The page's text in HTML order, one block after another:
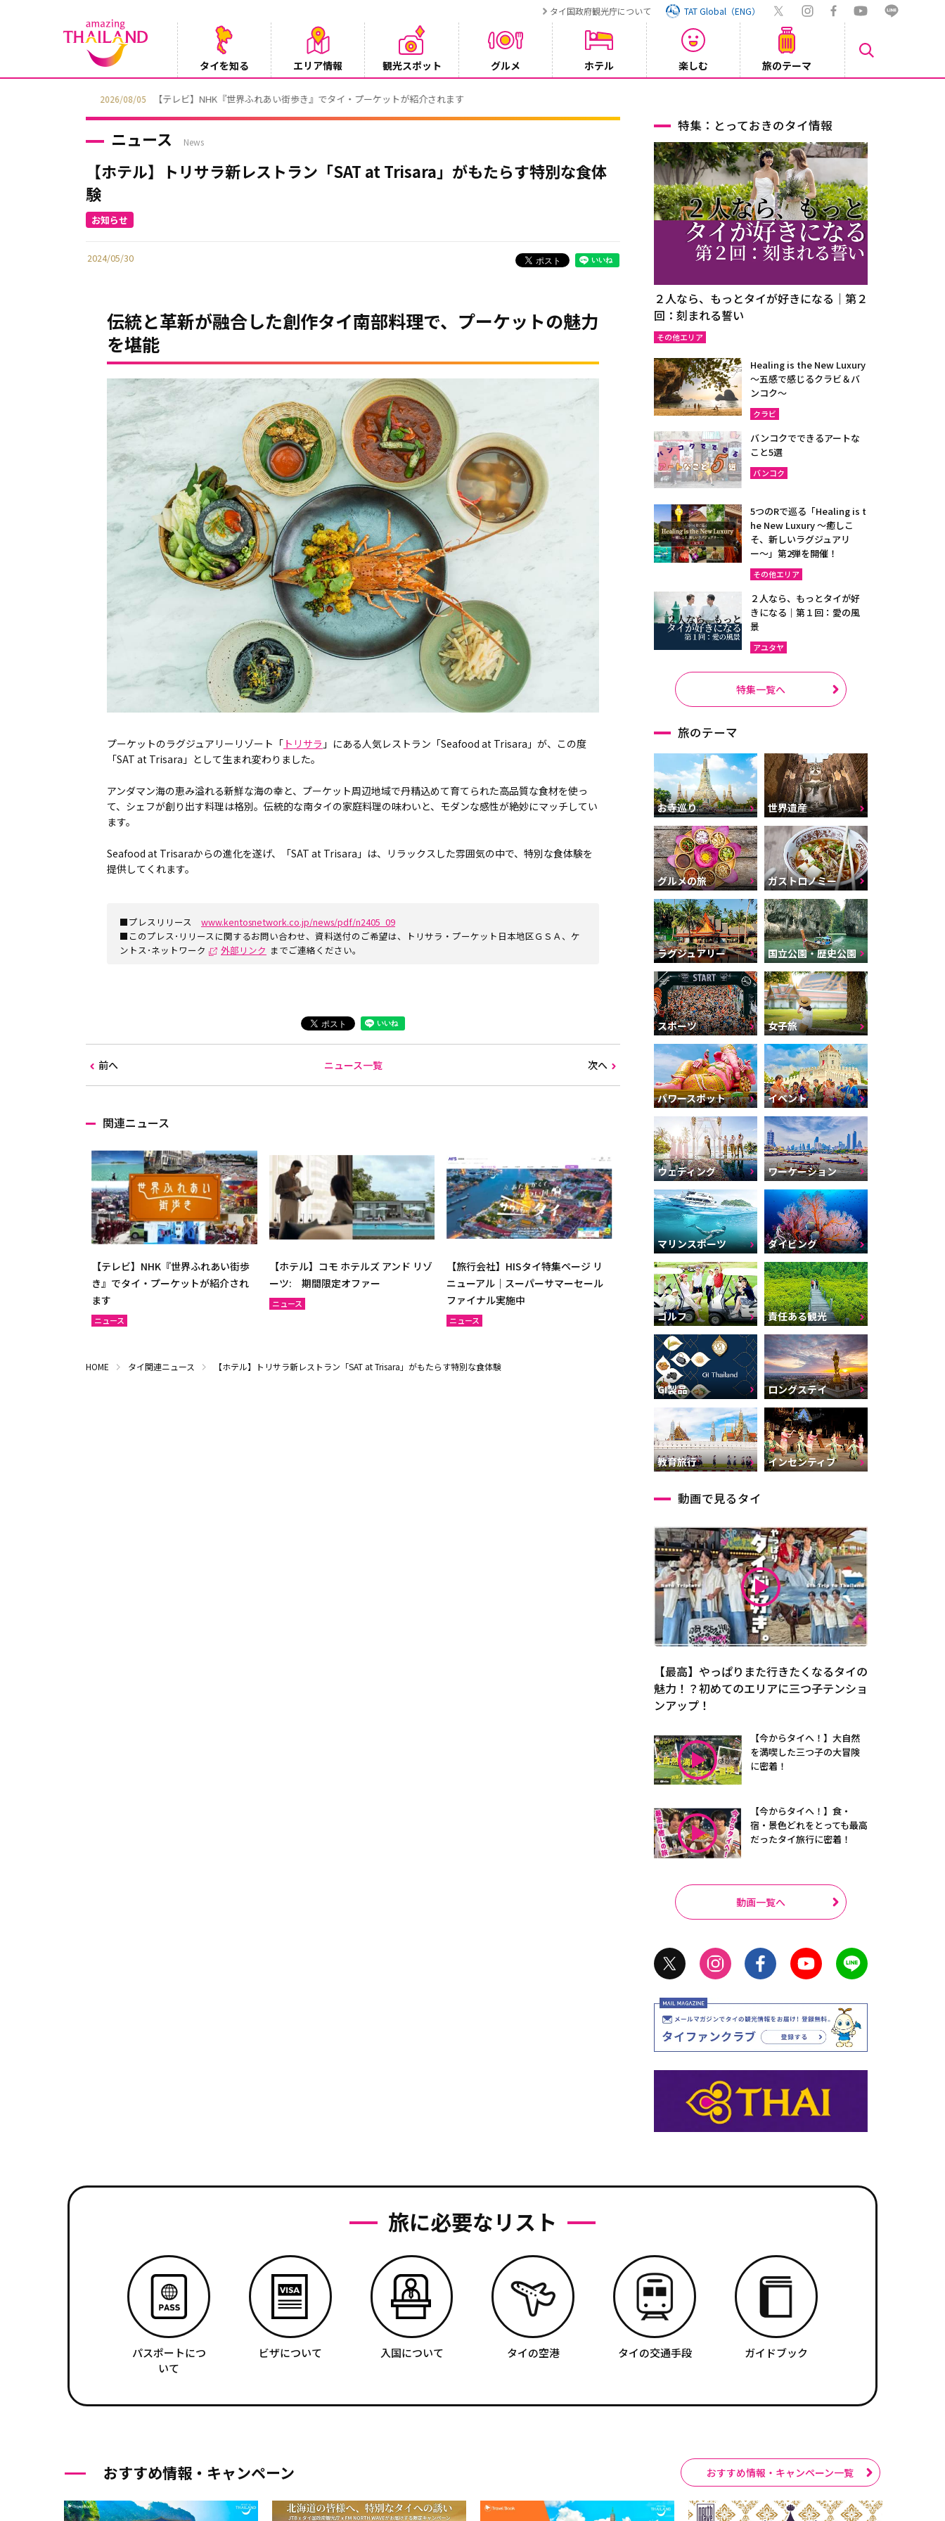
タイ国政府観光庁について TAT Global（ENG）
タイを知る エリア情報 観光スポット グルメ ホテル 楽しむ 旅のテーマ
2026/08/05 【テレビ】NHK『世界ふれあい街歩き』でタイ・プーケットが紹介されます
ニュース News
【ホテル】トリサラ新レストラン「SAT at Trisara」がもたらす特別な食体
験
2024/05/30
伝統と革新が融合した創作タイ南部料理で、プーケットの魅力
を堪能
プーケットのラグジュアリーリゾート「 トリサラ 」にある人気レストラン「Seafood at Trisara」が、この度
「SAT at Trisara」として生まれ変わりました。
アンダマン海の恵み溢れる新鮮な海の幸と、プーケット周辺地域で丹精込めて育てられた高品質な食材を使っ
て、シェフが創り出す料理は格別。伝統的な南タイの家庭料理の味わいと、モダンな感性が絶妙にマッチしてい
ます。
Seafood at Trisaraからの進化を遂げ、「SAT at Trisara」は、リラックスした雰囲気の中で、特別な食体験を
提供してくれます。
■プレスリリース www.kentosnetwork.co.jp/news/pdf/n2405_09
■このプレス･リリースに関するお問い合わせ、資料送付のご希望は、トリサラ・プーケット日本地区ＧＳＡ、ケ
ントス･ネットワーク
外部リンク までご連絡ください。
前へ ニュース一覧 次へ
関連ニュース
【テレビ】NHK『世界ふれあい街歩
き』でタイ・プーケットが紹介され
ます
ニュース
【ホテル】コモ ホテルズ アンド リゾ
ーツ: 期間限定オファー
ニュース
【旅行会社】HISタイ特集ページ リ
ニューアル｜スーパーサマーセール
ファイナル実施中
ニュース
HOME タイ関連ニュース 【ホテル】トリサラ新レストラン「SAT at Trisara」がもたらす特別な食体験
特集：とっておきのタイ情報
２人なら、もっとタイが好きになる｜第２
回：刻まれる誓い
その他エリア
Healing is the New Luxury
～五感で感じるクラビ＆バ
ンコク～
クラビ
バンコクでできるアートな
こと5選
バンコク
5つのRで巡る「Healing is t
he New Luxury ～癒しこ
そ、新しいラグジュアリ
ー〜」第2弾を開催！
その他エリア
２人なら、もっとタイが好
きになる｜第１回：愛の風
景
アユタヤ
特集一覧へ
旅のテーマ
お寺巡り 世界遺産
グルメの旅 ガストロノミー
ラグジュアリー 国立公園・歴史公園
スポーツ 女子旅
パワースポット イベント
ウェディング ワーケーション
マリンスポーツ ダイビング
ゴルフ 責任ある観光
GI製品 ロングステイ
教育旅行 インセンティブ
動画で見るタイ
【最高】やっぱりまた行きたくなるタイの
魅力！？初めてのエリアに三つ子テンショ
ンアップ！
【今からタイへ！】大自然
を満喫した三つ子の大冒険
に密着！
【今からタイへ！】食・
宿・景色どれをとっても最高
だったタイ旅行に密着！
動画一覧へ
旅に必要なリスト
パスポートにつ
いて
ビザについて 入国について タイの空港 タイの交通手段 ガイドブック
おすすめ情報・キャンペーン おすすめ情報・キャンペーン一覧